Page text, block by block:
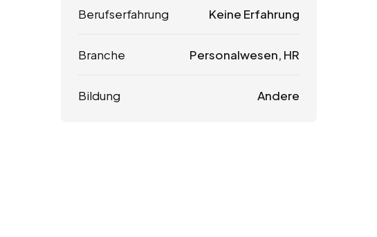
Berufserfahrung Keine Erfahrung
Branche Personalwesen, HR
Bildung Andere